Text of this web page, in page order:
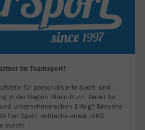
im Teamsport!
für personalisierte Sport- und
in der Region Rhein-Ruhr. Bereit für
unternehmerischen Erfolg? Besuche
Fair Sport, entdecke unser JAKO
durch!